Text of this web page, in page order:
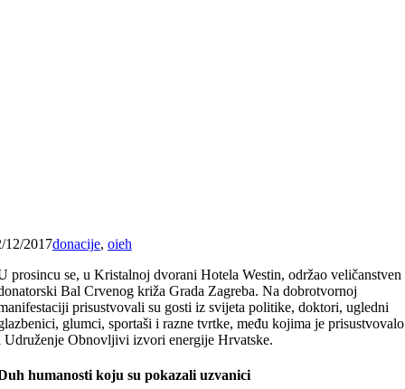
12/2017donacije, oieh
prosincu se, u Kristalnoj dvorani Hotela Westin, održao veličanstven
Bal Crvenog križa Grada Zagreba. Na dobrotvornoj
prisustvovali su gosti iz svijeta politike, doktori, ugledni
glumci, sportaši i razne tvrtke, među kojima je prisustvovalo
Udruženje Obnovljivi izvori energije Hrvatske.
humanosti koju su pokazali uzvanici